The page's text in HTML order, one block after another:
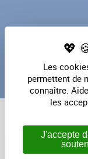
Les
permettent de
connaître.
les
J'accepte